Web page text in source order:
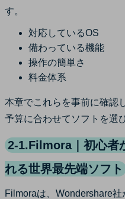
す。
対応しているOS
備わっている機能
操作の簡単さ
料金体系
本章でこれらを事前に確認
予算に合わせてソフトを選
2-1.Filmora｜初心者
れる世界最先端ソフト
Filmoraは、Wondershare